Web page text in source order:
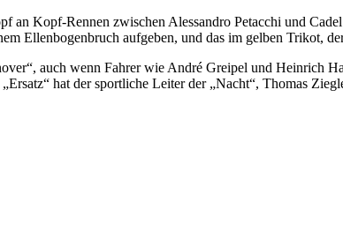
Kopf-Rennen zwischen Alessandro Petacchi und
Ellenbogenbruch aufgeben, und das im gelben Trikot,
auch wenn Fahrer wie André Greipel und Heinrich
hat der sportliche Leiter der „Nacht“, Thomas